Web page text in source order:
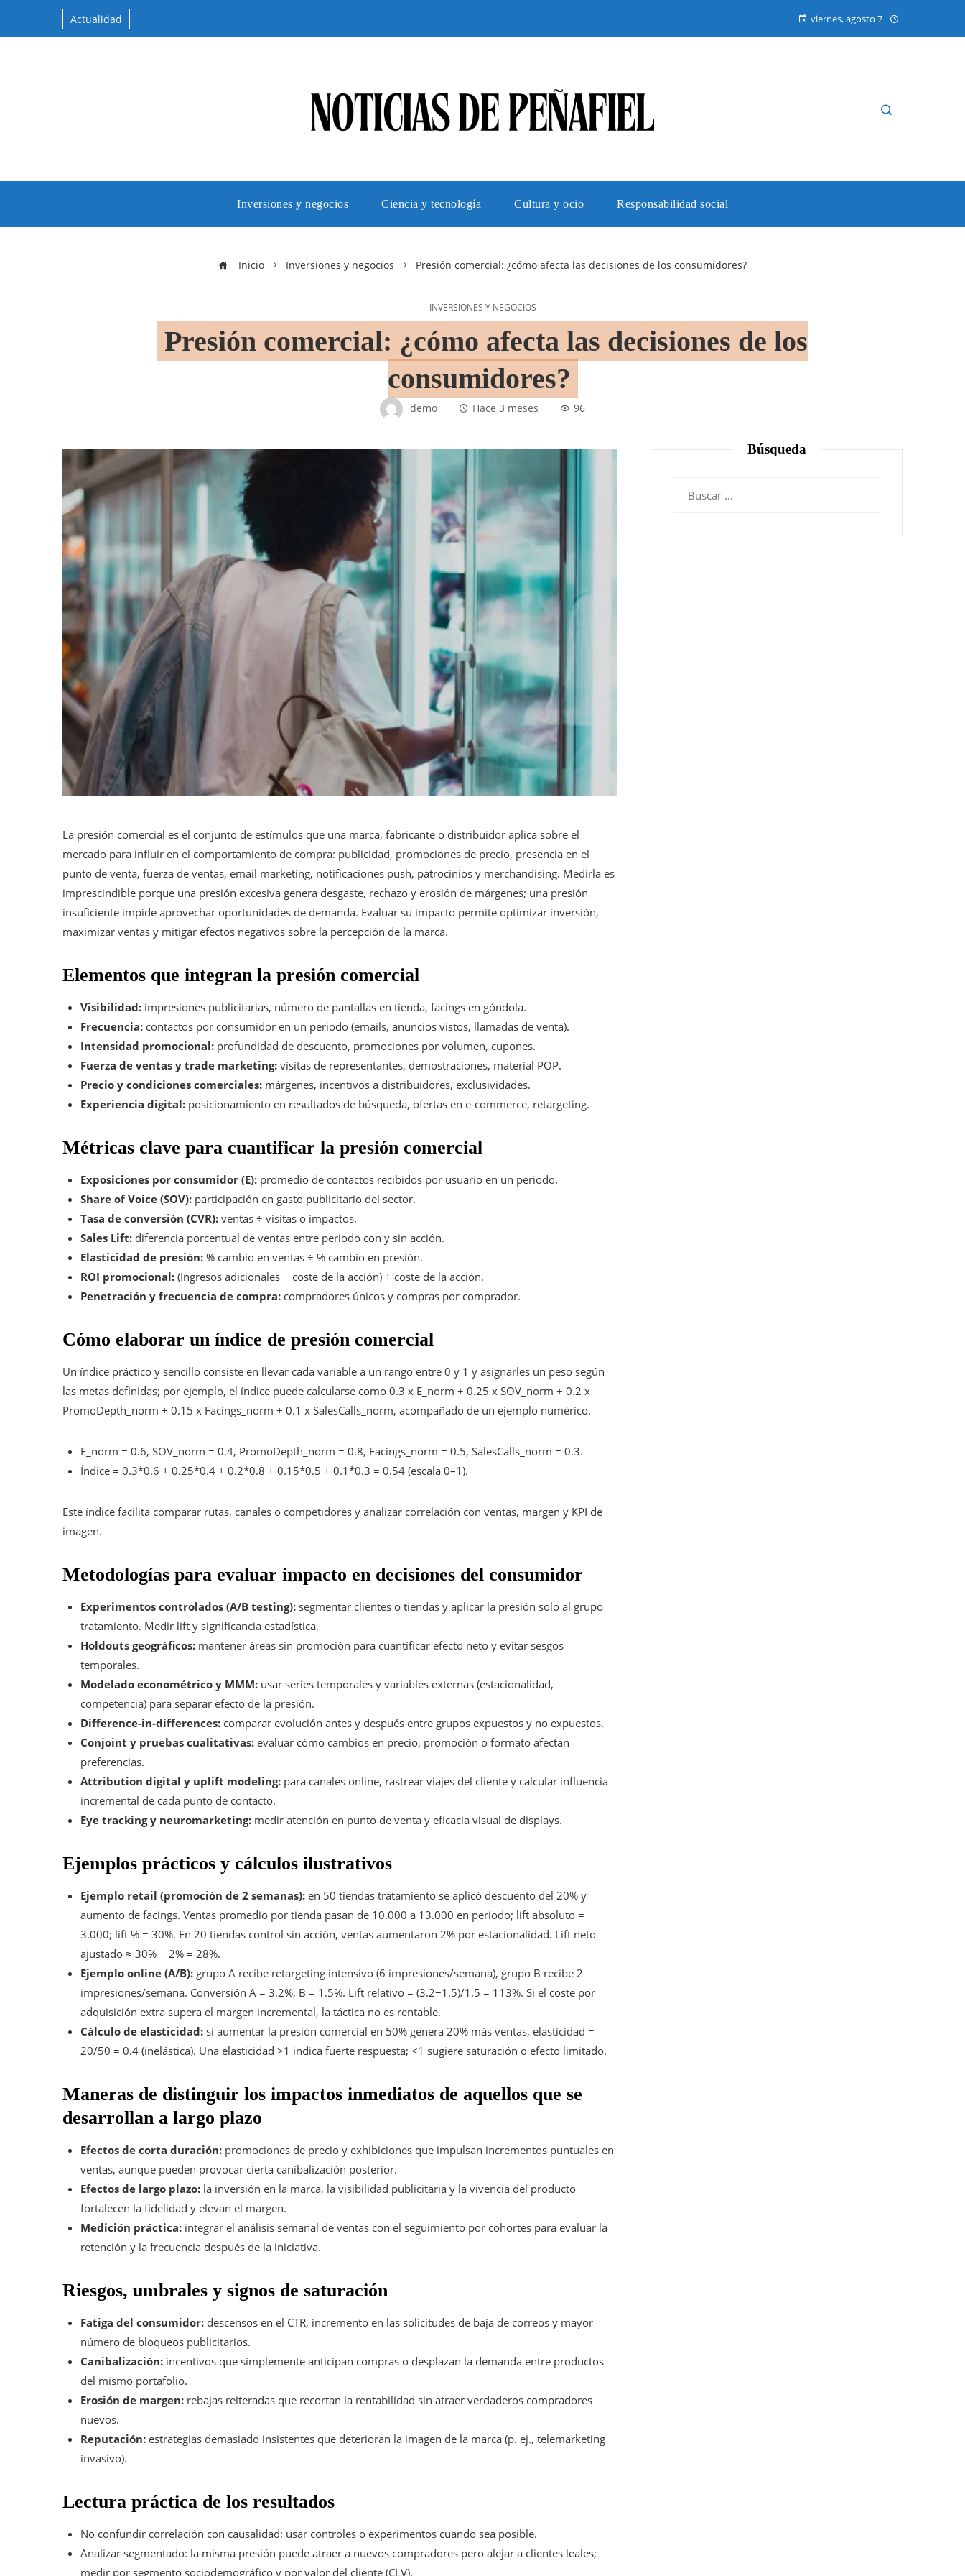
Actualidad viernes, agosto 7
Inversiones y negocios Ciencia y tecnología Cultura y ocio Responsabilidad social
Inicio Inversiones y negocios Presión comercial: ¿cómo afecta las decisiones de los consumidores?
INVERSIONES Y NEGOCIOS
Presión comercial: ¿cómo afecta las decisiones de los
consumidores?
demo Hace 3 meses 96
La presión comercial es el conjunto de estímulos que una marca, fabricante o distribuidor aplica sobre el
mercado para influir en el comportamiento de compra: publicidad, promociones de precio, presencia en el
punto de venta, fuerza de ventas, email marketing, notificaciones push, patrocinios y merchandising. Medirla es
imprescindible porque una presión excesiva genera desgaste, rechazo y erosión de márgenes; una presión
insuficiente impide aprovechar oportunidades de demanda. Evaluar su impacto permite optimizar inversión,
maximizar ventas y mitigar efectos negativos sobre la percepción de la marca.
Elementos que integran la presión comercial
Visibilidad: impresiones publicitarias, número de pantallas en tienda, facings en góndola.
Frecuencia: contactos por consumidor en un periodo (emails, anuncios vistos, llamadas de venta).
Intensidad promocional: profundidad de descuento, promociones por volumen, cupones.
Fuerza de ventas y trade marketing: visitas de representantes, demostraciones, material POP.
Precio y condiciones comerciales: márgenes, incentivos a distribuidores, exclusividades.
Experiencia digital: posicionamiento en resultados de búsqueda, ofertas en e-commerce, retargeting.
Métricas clave para cuantificar la presión comercial
Exposiciones por consumidor (E): promedio de contactos recibidos por usuario en un periodo.
Share of Voice (SOV): participación en gasto publicitario del sector.
Tasa de conversión (CVR): ventas ÷ visitas o impactos.
Sales Lift: diferencia porcentual de ventas entre periodo con y sin acción.
Elasticidad de presión: % cambio en ventas ÷ % cambio en presión.
ROI promocional: (Ingresos adicionales − coste de la acción) ÷ coste de la acción.
Penetración y frecuencia de compra: compradores únicos y compras por comprador.
Cómo elaborar un índice de presión comercial
Un índice práctico y sencillo consiste en llevar cada variable a un rango entre 0 y 1 y asignarles un peso según
las metas definidas; por ejemplo, el índice puede calcularse como 0.3 x E_norm + 0.25 x SOV_norm + 0.2 x
PromoDepth_norm + 0.15 x Facings_norm + 0.1 x SalesCalls_norm, acompañado de un ejemplo numérico.
E_norm = 0.6, SOV_norm = 0.4, PromoDepth_norm = 0.8, Facings_norm = 0.5, SalesCalls_norm = 0.3.
Índice = 0.3*0.6 + 0.25*0.4 + 0.2*0.8 + 0.15*0.5 + 0.1*0.3 = 0.54 (escala 0–1).
Este índice facilita comparar rutas, canales o competidores y analizar correlación con ventas, margen y KPI de
imagen.
Metodologías para evaluar impacto en decisiones del consumidor
Experimentos controlados (A/B testing): segmentar clientes o tiendas y aplicar la presión solo al grupo
tratamiento. Medir lift y significancia estadística.
Holdouts geográficos: mantener áreas sin promoción para cuantificar efecto neto y evitar sesgos
temporales.
Modelado econométrico y MMM: usar series temporales y variables externas (estacionalidad,
competencia) para separar efecto de la presión.
Difference-in-differences: comparar evolución antes y después entre grupos expuestos y no expuestos.
Conjoint y pruebas cualitativas: evaluar cómo cambios en precio, promoción o formato afectan
preferencias.
Attribution digital y uplift modeling: para canales online, rastrear viajes del cliente y calcular influencia
incremental de cada punto de contacto.
Eye tracking y neuromarketing: medir atención en punto de venta y eficacia visual de displays.
Ejemplos prácticos y cálculos ilustrativos
Ejemplo retail (promoción de 2 semanas): en 50 tiendas tratamiento se aplicó descuento del 20% y
aumento de facings. Ventas promedio por tienda pasan de 10.000 a 13.000 en periodo; lift absoluto =
3.000; lift % = 30%. En 20 tiendas control sin acción, ventas aumentaron 2% por estacionalidad. Lift neto
ajustado ≈ 30% − 2% = 28%.
Ejemplo online (A/B): grupo A recibe retargeting intensivo (6 impresiones/semana), grupo B recibe 2
impresiones/semana. Conversión A = 3.2%, B = 1.5%. Lift relativo = (3.2−1.5)/1.5 = 113%. Si el coste por
adquisición extra supera el margen incremental, la táctica no es rentable.
Cálculo de elasticidad: si aumentar la presión comercial en 50% genera 20% más ventas, elasticidad =
20/50 = 0.4 (inelástica). Una elasticidad >1 indica fuerte respuesta; <1 sugiere saturación o efecto limitado.
Maneras de distinguir los impactos inmediatos de aquellos que se
desarrollan a largo plazo
Efectos de corta duración: promociones de precio y exhibiciones que impulsan incrementos puntuales en
ventas, aunque pueden provocar cierta canibalización posterior.
Efectos de largo plazo: la inversión en la marca, la visibilidad publicitaria y la vivencia del producto
fortalecen la fidelidad y elevan el margen.
Medición práctica: integrar el análisis semanal de ventas con el seguimiento por cohortes para evaluar la
retención y la frecuencia después de la iniciativa.
Riesgos, umbrales y signos de saturación
Fatiga del consumidor: descensos en el CTR, incremento en las solicitudes de baja de correos y mayor
número de bloqueos publicitarios.
Canibalización: incentivos que simplemente anticipan compras o desplazan la demanda entre productos
del mismo portafolio.
Erosión de margen: rebajas reiteradas que recortan la rentabilidad sin atraer verdaderos compradores
nuevos.
Reputación: estrategias demasiado insistentes que deterioran la imagen de la marca (p. ej., telemarketing
invasivo).
Lectura práctica de los resultados
No confundir correlación con causalidad: usar controles o experimentos cuando sea posible.
Analizar segmentado: la misma presión puede atraer a nuevos compradores pero alejar a clientes leales;
medir por segmento sociodemográfico y por valor del cliente (CLV).
Búsqueda